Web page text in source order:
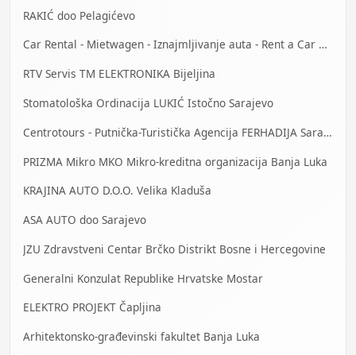
RAKIĆ doo Pelagićevo
Car Rental - Mietwagen - Iznajmljivanje auta - Rent a Car Mostar
RTV Servis TM ELEKTRONIKA Bijeljina
Stomatološka Ordinacija LUKIĆ Istočno Sarajevo
Centrotours - Putnička-Turistička Agencija FERHADIJA Sarajevo
PRIZMA Mikro MKO Mikro-kreditna organizacija Banja Luka
KRAJINA AUTO D.O.O. Velika Kladuša
ASA AUTO doo Sarajevo
JZU Zdravstveni Centar Brčko Distrikt Bosne i Hercegovine
Generalni Konzulat Republike Hrvatske Mostar
ELEKTRO PROJEKT Čapljina
Arhitektonsko-građevinski fakultet Banja Luka